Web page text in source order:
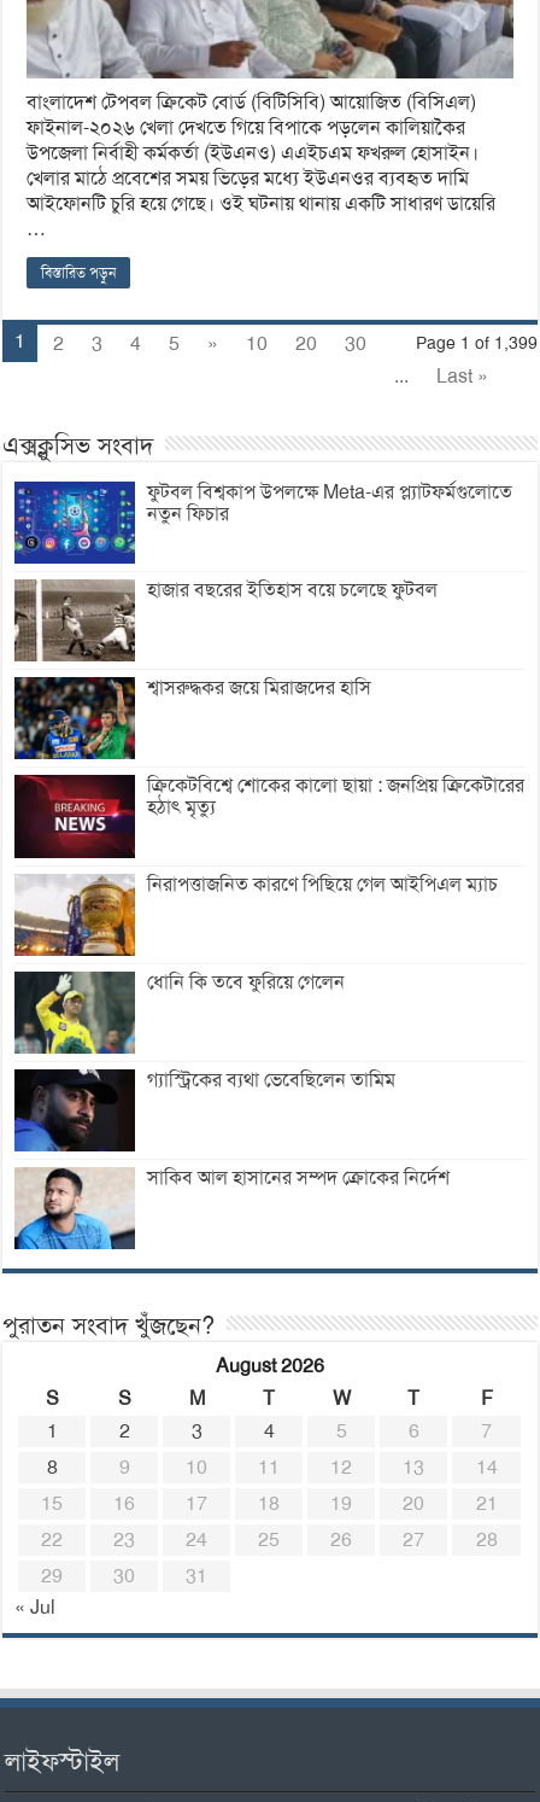
বাংলাদেশ টেপবল ক্রিকেট বোর্ড (বিটিসিবি) আয়োজিত (বিসিএল)
ফাইনাল-২০২৬ খেলা দেখতে গিয়ে বিপাকে পড়লেন কালিয়াকৈর
উপজেলা নির্বাহী কর্মকর্তা (ইউএনও) এএইচএম ফখরুল হোসাইন।
খেলার মাঠে প্রবেশের সময় ভিড়ের মধ্যে ইউএনওর ব্যবহৃত দামি
আইফোনটি চুরি হয়ে গেছে। ওই ঘটনায় থানায় একটি সাধারণ ডায়েরি
…
বিস্তারিত পড়ুন
Page 1 of 1,399
1 2 3 4 5 » 10 20
30
...
Last »
এক্সক্লুসিভ সংবাদ
ফুটবল বিশ্বকাপ উপলক্ষে Meta-এর প্ল্যাটফর্মগুলোতে
নতুন ফিচার
হাজার বছরের ইতিহাস বয়ে চলেছে ফুটবল
শ্বাসরুদ্ধকর জয়ে মিরাজদের হাসি
ক্রিকেটবিশ্বে শোকের কালো ছায়া : জনপ্রিয় ক্রিকেটারের
হঠাৎ মৃত্যু
নিরাপত্তাজনিত কারণে পিছিয়ে গেল আইপিএল ম্যাচ
ধোনি কি তবে ফুরিয়ে গেলেন
গ্যাস্ট্রিকের ব্যথা ভেবেছিলেন তামিম
সাকিব আল হাসানের সম্পদ ক্রোকের নির্দেশ
পুরাতন সংবাদ খুঁজছেন?
August 2026
S
S M T W T
F
1
2 3 4 5 6
7
8
9 10 11 12 13
14
15
16 17 18 19 20
21
22
23 24 25 26 27
28
29
30
31
« Jul
লাইফস্টাইল